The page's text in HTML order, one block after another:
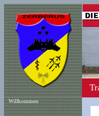
Willkommen